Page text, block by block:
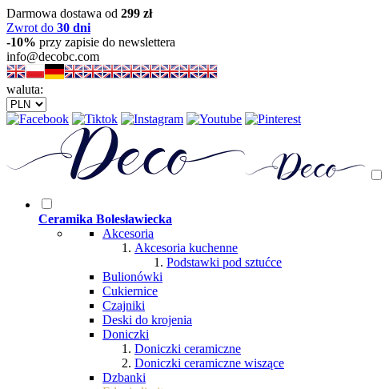
Darmowa dostawa od 299 zł
Zwrot do 30 dni
-10% przy zapisie do newslettera
info@decobc.com
waluta:
Ceramika Bolesławiecka
Akcesoria
Akcesoria kuchenne
Podstawki pod sztućce
Bulionówki
Cukiernice
Czajniki
Deski do krojenia
Doniczki
Doniczki ceramiczne
Doniczki ceramiczne wiszące
Dzbanki